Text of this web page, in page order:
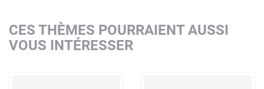
CES THÈMES POURRAIENT AUSSI
VOUS INTÉRESSER